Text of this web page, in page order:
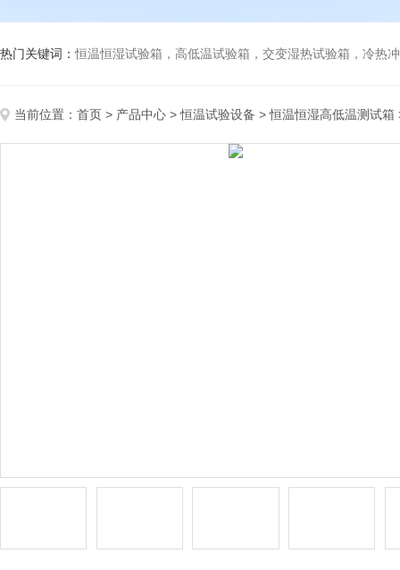
热门关键词：恒温恒湿试验箱，高低温试验箱，交变湿热试验箱，冷热冲击试验
当前位置： 首页 > 产品中心 >恒温试验设备 >恒温恒湿高低温测试箱